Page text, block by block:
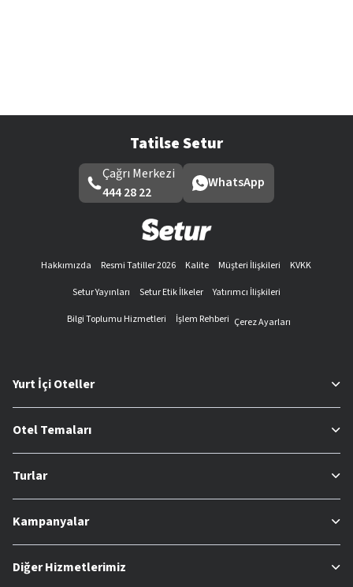
Tatilse Setur
Çağrı Merkezi
444 28 22
WhatsApp
Hakkımızda Resmi Tatiller 2026 Kalite Müşteri İlişkileri
KVKK
Setur Yayınları
Setur Etik İlkeler
Yatırımcı İlişkileri
Bilgi Toplumu Hizmetleri
İşlem Rehberi Çerez Ayarları
Yurt İçi Oteller
Otel Temaları
Turlar
Kampanyalar
Diğer Hizmetlerimiz